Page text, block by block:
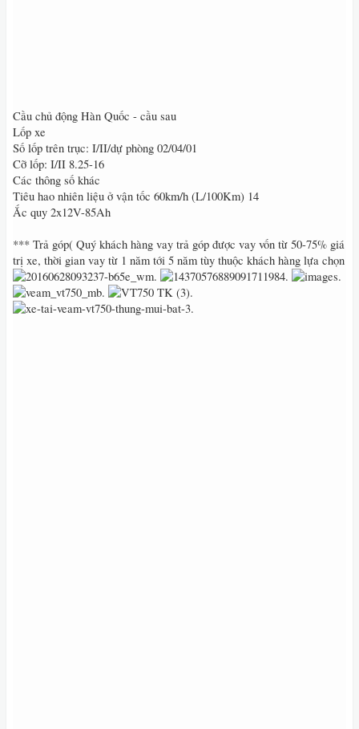
Cầu chủ động Hàn Quốc - cầu sau
Lốp xe
Số lốp trên trục: I/II/dự phòng 02/04/01
Cỡ lốp: I/II 8.25-16
Các thông số khác
Tiêu hao nhiên liệu ở vận tốc 60km/h (L/100Km) 14
Ắc quy 2x12V-85Ah
*** Trả góp( Quý khách hàng vay trả góp được vay vốn từ 50-75% giá
trị xe, thời gian vay từ 1 năm tới 5 năm tùy thuộc khách hàng lựa chọn